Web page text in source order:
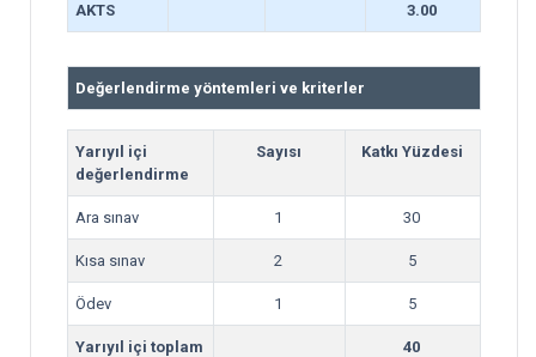
AKTS 3.00
Değerlendirme yöntemleri ve kriterler
Yarıyıl içi
değerlendirme
Sayısı Katkı Yüzdesi
Ara sınav 1 30
Kısa sınav 2 5
Ödev 1 5
Yarıyıl içi toplam 40